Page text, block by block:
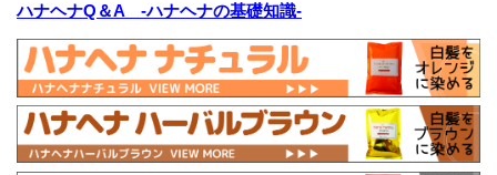
ハナヘナQ＆A -ハナヘナの基礎知識-